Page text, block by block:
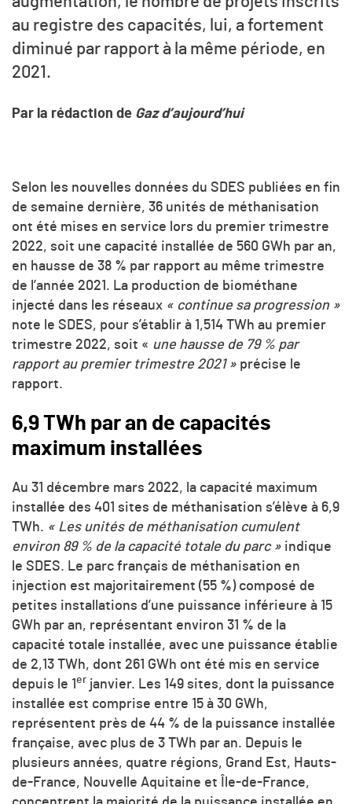
au registre des capacités, lui, a fortement
diminué par rapport à la même période, en
2021.
Par la rédaction de Gaz d’aujourd’hui
Selon les nouvelles données du SDES publiées en fin
de semaine dernière, 36 unités de méthanisation
ont été mises en service lors du premier trimestre
2022, soit une capacité installée de 560 GWh par an,
en hausse de 38 % par rapport au même trimestre
de l’année 2021. La production de biométhane
injecté dans les réseaux « continue sa progression »
note le SDES, pour s’établir à 1,514 TWh au premier
trimestre 2022, soit « une hausse de 79 % par
rapport au premier trimestre 2021 » précise le
rapport.
6,9 TWh par an de capacités
maximum installées
Au 31 décembre mars 2022, la capacité maximum
installée des 401 sites de méthanisation s’élève à 6,9
TWh. « Les unités de méthanisation cumulent
environ 89 % de la capacité totale du parc » indique
le SDES. Le parc français de méthanisation en
injection est majoritairement (55 %) composé de
petites installations d’une puissance inférieure à 15
GWh par an, représentant environ 31 % de la
capacité totale installée, avec une puissance établie
de 2,13 TWh, dont 261 GWh ont été mis en service
depuis le 1er janvier. Les 149 sites, dont la puissance
installée est comprise entre 15 à 30 GWh,
représentent près de 44 % de la puissance installée
française, avec plus de 3 TWh par an. Depuis le
plusieurs années, quatre régions, Grand Est, Hauts-
de-France, Nouvelle Aquitaine et Île-de-France,